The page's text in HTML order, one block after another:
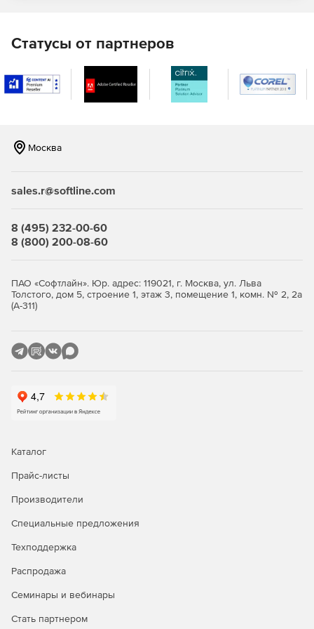
Локальный и удаленный доступ
Коммуникация через Microsoft Outlook при
одновременном доступе к функциям совместной
навигации, опции drag-and-drop, папок, фильтров,
Использование интерфейса WebMail для мобильных
почты и т. д.
календарям через WebMail.
Синхронизация электронной почты, контактов,
календарей и задач за счет поддержки Exchange
Получение мгновенного доступа к релевантным
календарям через устройства BlackBerry и клиентов
Почтовый сервер Axigen гарантирует защищенный
аутентификации и шифрования, политиками анти-
Статусы от партнеров
Москва
sales.r@softline.com
8 (495) 232-00-60
8 (800) 200-08-60
ПАО «Софтлайн». Юр. адрес: 119021, г. Москва, ул. Льва
Толстого, дом 5, строение 1, этаж 3, помещение 1, комн. № 2, 2а
(А-311)
Каталог
Прайс-листы
Производители
Специальные предложения
Техподдержка
Распродажа
Семинары и вебинары
Стать партнером